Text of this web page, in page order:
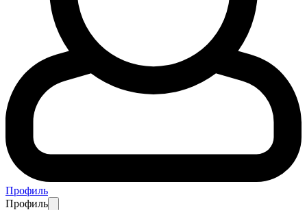
Профиль
Профиль